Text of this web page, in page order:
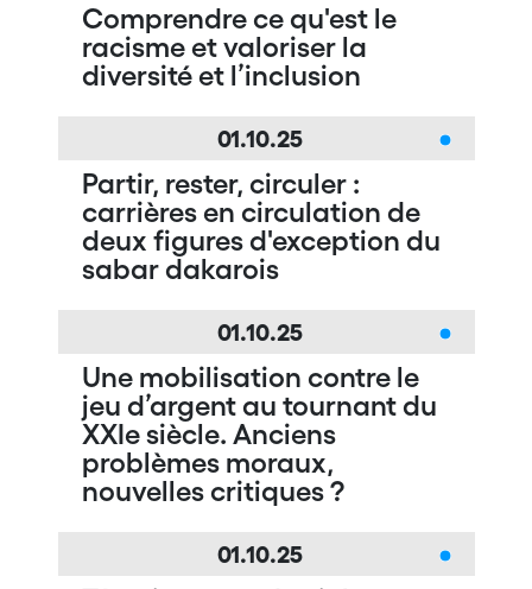
Comprendre ce qu'est le
racisme et valoriser la
diversité et l’inclusion
01.10.25
Partir, rester, circuler :
carrières en circulation de
deux figures d'exception du
sabar dakarois
01.10.25
Une mobilisation contre le
jeu d’argent au tournant du
XXIe siècle. Anciens
problèmes moraux,
nouvelles critiques ?
01.10.25